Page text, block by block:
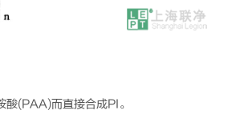
酸(PAA)而直接合成PI。